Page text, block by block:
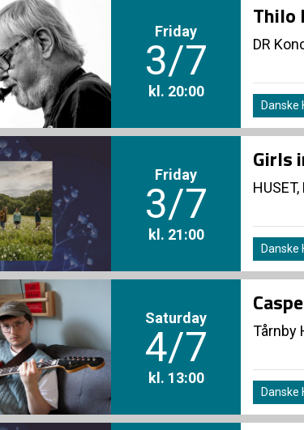
Friday
3/7
kl. 20:00
Thilo
DR
Danske
Friday
3/7
kl. 21:00
Girls
Danske
Saturday
4/7
kl. 13:00
Tårnby
Danske